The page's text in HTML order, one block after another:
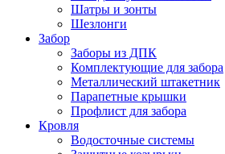
Шатры и зонты
Шезлонги
Забор
Заборы из ДПК
Комплектующие для забора
Металлический штакетник
Парапетные крышки
Профлист для забора
Кровля
Водосточные системы